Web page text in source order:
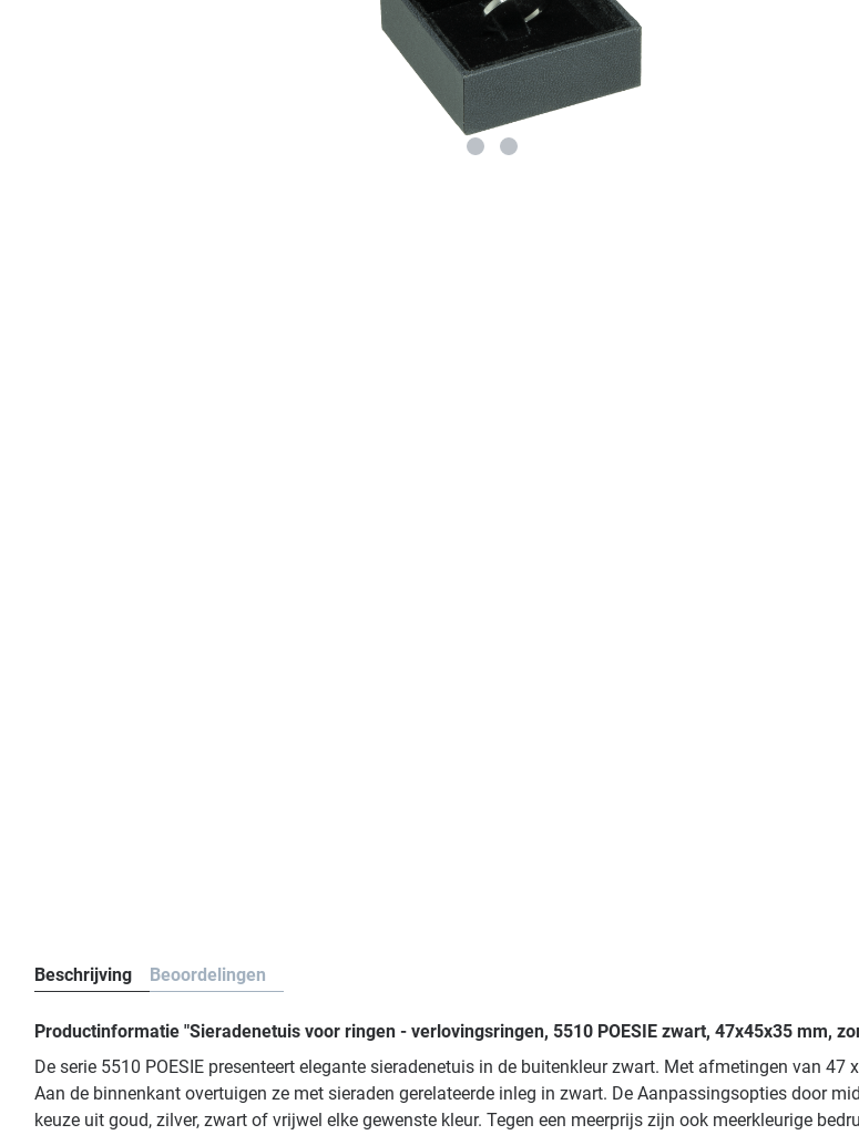
Beschrijving Beoordelingen
Productinformatie "Sieradenetuis voor ringen - verlovingsringen, 5510 POESIE zwart, 47x45x35 mm,
De serie 5510 POESIE presenteert elegante sieradenetuis in de buitenkleur zwart. Met afmetingen van
Aan de binnenkant overtuigen ze met sieraden gerelateerde inleg in zwart. De Aanpassingsopties door
keuze uit goud, zilver, zwart of vrijwel elke gewenste kleur. Tegen een meerprijs zijn ook meerkleurige